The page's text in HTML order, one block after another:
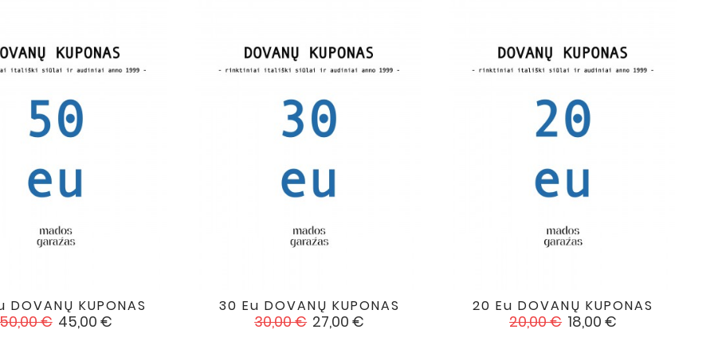
DOVANŲ KUPONAS
€ Kaina
45,00 €
 favorite
30 Eu DOVANŲ KUPONAS
Įprasta
30,00 € Kaina
27,00 €
 20 Eu DOVANŲ KUPONAS
Įprasta
20,00 € Kaina
18,00 €
